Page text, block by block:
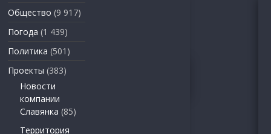
Общество (9 917)
Погода (1 439)
Политика (501)
Проекты (383)
Новости
компании
Славянка (85)
Территория